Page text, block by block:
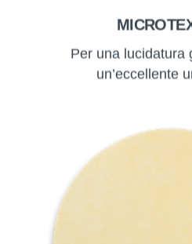
Per una lucidatura
un’eccellente